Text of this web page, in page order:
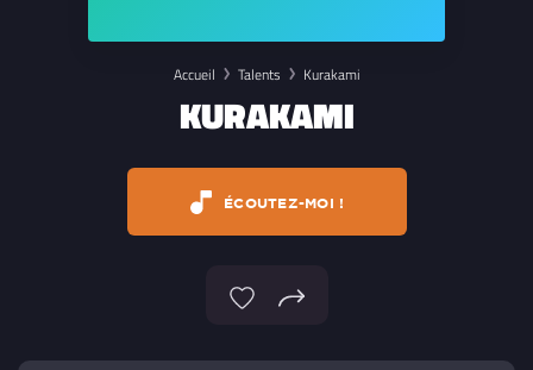
Accueil Talents Kurakami
KURAKAMI
ÉCOUTEZ-MOI !